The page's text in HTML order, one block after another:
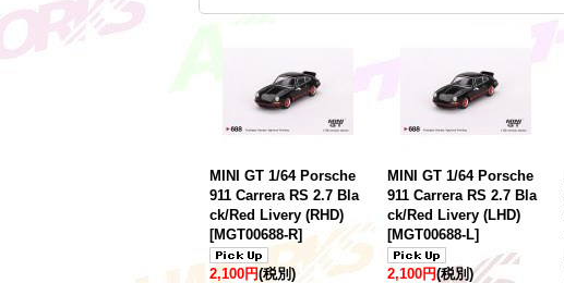
MINI GT 1/64 Porsche
911 Carrera RS 2.7 Bla
ck/Red Livery (RHD)
[MGT00688-R]
2,100円(税別)
MINI GT 1/64 Porsche
911 Carrera RS 2.7 Bla
ck/Red Livery (LHD)
[MGT00688-L]
2,100円(税別)